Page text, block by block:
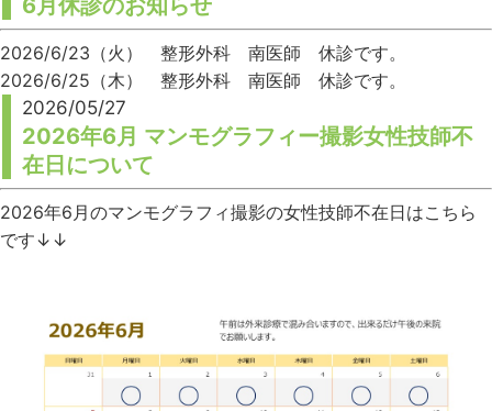
6月休診のお知らせ
2026/6/23（火） 整形外科 南医師 休診です。
2026/6/25（木） 整形外科 南医師 休診です。
2026/05/27
2026年6月 マンモグラフィー撮影女性技師不
在日について
2026年6月のマンモグラフィ撮影の女性技師不在日はこちら
です↓↓